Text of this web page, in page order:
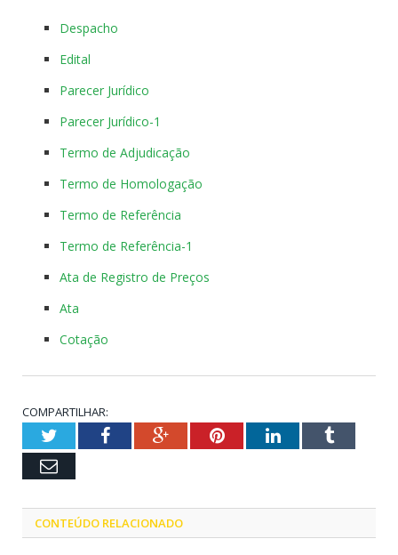
Despacho
Edital
Parecer Jurídico
Parecer Jurídico-1
Termo de Adjudicação
Termo de Homologação
Termo de Referência
Termo de Referência-1
Ata de Registro de Preços
Ata
Cotação
COMPARTILHAR:
TwitterFacebookGoogle+PinterestLinkedInTumblr
Email
CONTEÚDO RELACIONADO